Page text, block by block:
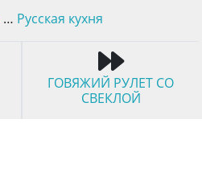
… Русская кухня
ГОВЯЖИЙ РУЛЕТ СО
СВЕКЛОЙ